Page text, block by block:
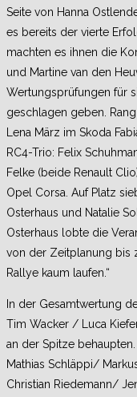
Seite von Hanna
es bereits der vierte
machten es ihnen die
und Martine van den
Wertungsprüfungen für
geschlagen geben.
Lena März im Skoda
RC4-Trio: Felix
Felke (beide Renault
Opel Corsa. Auf Platz
Osterhaus und Natalie
Osterhaus lobte die
von der Zeitplanung bis
Rallye kaum laufen.“
In der Gesamtwertung
Tim Wacker / Luca
an der Spitze
Mathias Schläppi/
Christian Riedemann/